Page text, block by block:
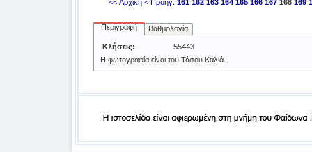
<< Αρχική < Προηγ. 161 162 163 164 165 166 167 168 169
Περιγραφή Βαθμολογία
Κλήσεις:
55443
Η φωτογραφία είναι του Τάσου Καλιά.